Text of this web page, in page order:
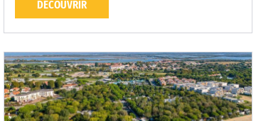
DÉCOUVRIR